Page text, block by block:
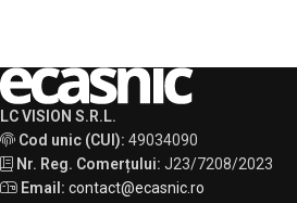
LC VISION S.R.L.
Cod unic (CUI): 49034090
Nr. Reg. Comerțului: J23/7208/2023
Email: contact@ecasnic.ro